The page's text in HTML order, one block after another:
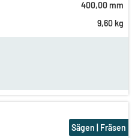
400,00 mm
9,60 kg
Sägen | Fräsen